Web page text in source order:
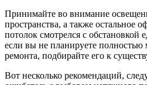
Принимайте во внимание
пространства, а также остальное
потолок смотрелся с
если вы не планируете полностью
ремонта, подбирайте его к
Вот несколько рекомендаций,